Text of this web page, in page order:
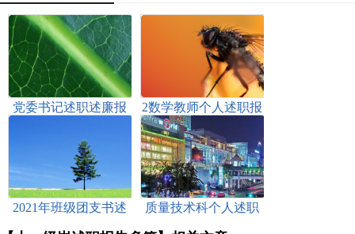
党委书记述职述廉报
2数学教师个人述职报
告2023参考多篇
2021年班级团支书述
质量技术科个人述职